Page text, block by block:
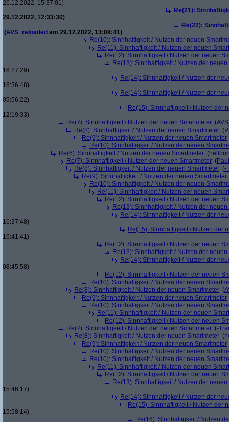
26.12.2022, 15:37:01)
Re(21):
29.12.2022, 12:33:30)
Re(22):
(AVS_reloaded am 29.12.2022, 13:08:41)
Re(10): Sinnhaftigkeit / Nutzen der neuen
Re(11): Sinnhaftigkeit / Nutzen der neuen
Re(12): Sinnhaftigkeit / Nutzen der neuen
Re(13): Sinnhaftigkeit / Nutzen der neuen
16:27:29)
Re(14): Sinnhaftigkeit / Nutzen der
16:36:48)
Re(14): Sinnhaftigkeit / Nutzen der
09:56:22)
Re(15): Sinnhaftigkeit / Nutzen der
12:19:33)
Re(7): Sinnhaftigkeit / Nutzen der neuen Smartmeter (
Re(8): Sinnhaftigkeit / Nutzen der neuen Smartmeter (
Re(9): Sinnhaftigkeit / Nutzen der neuen Smartmeter
Re(10): Sinnhaftigkeit / Nutzen der neuen
Re(6): Sinnhaftigkeit / Nutzen der neuen Smartmeter (
Re(7): Sinnhaftigkeit / Nutzen der neuen Smartmeter (
Re(8): Sinnhaftigkeit / Nutzen der neuen Smartmeter (-
Re(9): Sinnhaftigkeit / Nutzen der neuen Smartmeter
Re(10): Sinnhaftigkeit / Nutzen der neuen
Re(11): Sinnhaftigkeit / Nutzen der neuen
Re(12): Sinnhaftigkeit / Nutzen der neuen
Re(13): Sinnhaftigkeit / Nutzen der neuen
Re(14): Sinnhaftigkeit / Nutzen der
16:37:48)
Re(15): Sinnhaftigkeit / Nutzen der
16:41:41)
Re(12): Sinnhaftigkeit / Nutzen der neuen
Re(13): Sinnhaftigkeit / Nutzen der neuen
Re(14): Sinnhaftigkeit / Nutzen der
08:45:58)
Re(12): Sinnhaftigkeit / Nutzen der neuen
Re(10): Sinnhaftigkeit / Nutzen der neuen
Re(8): Sinnhaftigkeit / Nutzen der neuen Smartmeter (
Re(9): Sinnhaftigkeit / Nutzen der neuen Smartmeter
Re(10): Sinnhaftigkeit / Nutzen der neuen
Re(11): Sinnhaftigkeit / Nutzen der neuen
Re(12): Sinnhaftigkeit / Nutzen der neuen
Re(7): Sinnhaftigkeit / Nutzen der neuen Smartmeter (-
Re(8): Sinnhaftigkeit / Nutzen der neuen Smartmeter (
Re(9): Sinnhaftigkeit / Nutzen der neuen Smartmeter
Re(10): Sinnhaftigkeit / Nutzen der neuen
Re(10): Sinnhaftigkeit / Nutzen der neuen
Re(11): Sinnhaftigkeit / Nutzen der neuen
Re(12): Sinnhaftigkeit / Nutzen der neuen
Re(13): Sinnhaftigkeit / Nutzen der neuen
15:46:17)
Re(14): Sinnhaftigkeit / Nutzen der
Re(15): Sinnhaftigkeit / Nutzen der
15:58:14)
Re(16): Sinnhaftigkeit / Nutzen